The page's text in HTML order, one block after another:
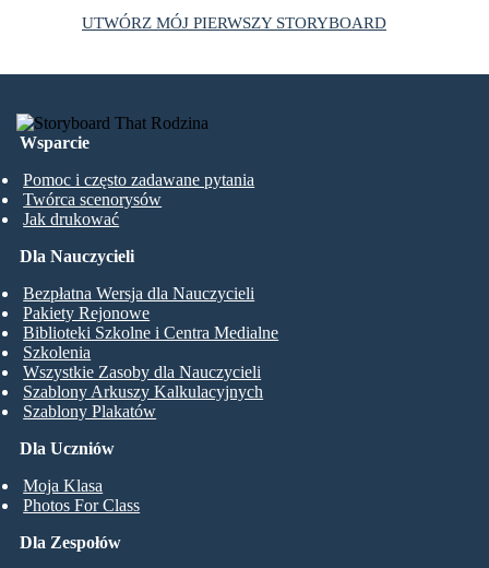
UTWÓRZ MÓJ PIERWSZY STORYBOARD
Wsparcie
Pomoc i często zadawane pytania
Twórca scenorysów
Jak drukować
Dla Uczniów
Moja Klasa
Photos For Class
Dla Nauczycieli
Bezpłatna Wersja dla Nauczycieli
Pakiety Rejonowe
Biblioteki Szkolne i Centra Medialne
Szkolenia
Wszystkie Zasoby dla Nauczycieli
Szablony Arkuszy Kalkulacyjnych
Szablony Plakatów
Dla Zespołów